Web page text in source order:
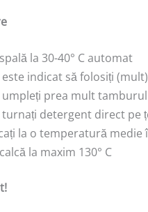
la 30-40° C automat
este indicat să folosiți
umpleți prea mult
turnați detergent direct pe
la o temperatură medie
la maxim 130° C